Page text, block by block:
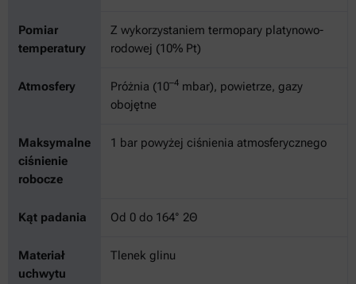
Pomiar
temperatury
Z wykorzystaniem termopary platynowo-
rodowej (10% Pt)
Atmosfery Próżnia (10–4 mbar), powietrze, gazy
obojętne
Maksymalne
ciśnienie
robocze
1 bar powyżej ciśnienia atmosferycznego
Kąt padania Od 0 do 164° 2Θ
Materiał
uchwytu
Tlenek glinu